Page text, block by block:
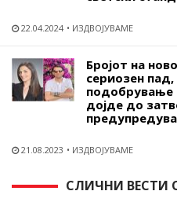
22.04.2024 ИЗДВОЈУВАМЕ
Бројот на
сериозен
подобрување
дојде до
21.08.2023 ИЗДВОЈУВАМЕ
СЛИЧНИ ВЕСТИ